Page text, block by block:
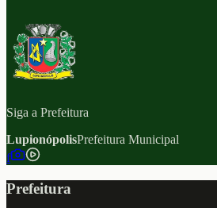
Siga a Prefeitura
LupionópolisPrefeitura Municipal
f
Prefeitura